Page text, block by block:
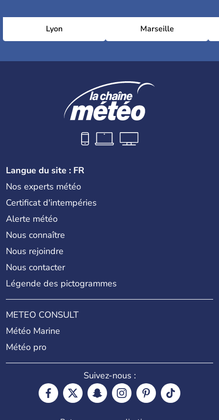
Lyon Marseille
Langue du site : FR
Nos experts météo
Certificat d'intempéries
Alerte météo
Nous connaître
Nous rejoindre
Nous contacter
Légende des pictogrammes
METEO CONSULT
Météo Marine
Météo pro
Suivez-nous :